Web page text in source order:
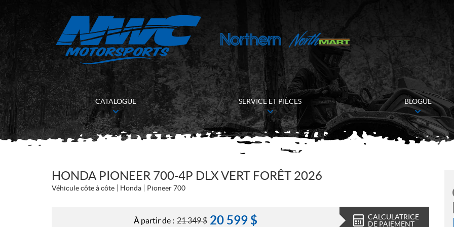
CATALOGUE SERVICE ET PIÈCES BLOGUE
HONDA PIONEER 700-4P DLX VERT FORÊT 2026
Véhicule côte à côte Honda Pioneer 700
À partir de : 21 349$ 20 599 $
CALCULATRICE
DE PAIEMENT